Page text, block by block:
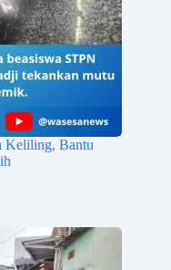
Keliling, Bantu